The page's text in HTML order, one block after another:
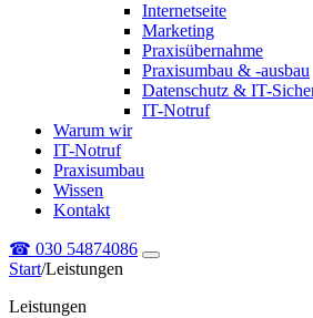
Internetseite
Marketing
Praxisübernahme
Praxisumbau & -ausbau
Datenschutz & IT-
IT-Notruf
Warum wir
IT-Notruf
Praxisumbau
Wissen
Kontakt
☎ 030 54874086
Start/Leistungen
Leistungen